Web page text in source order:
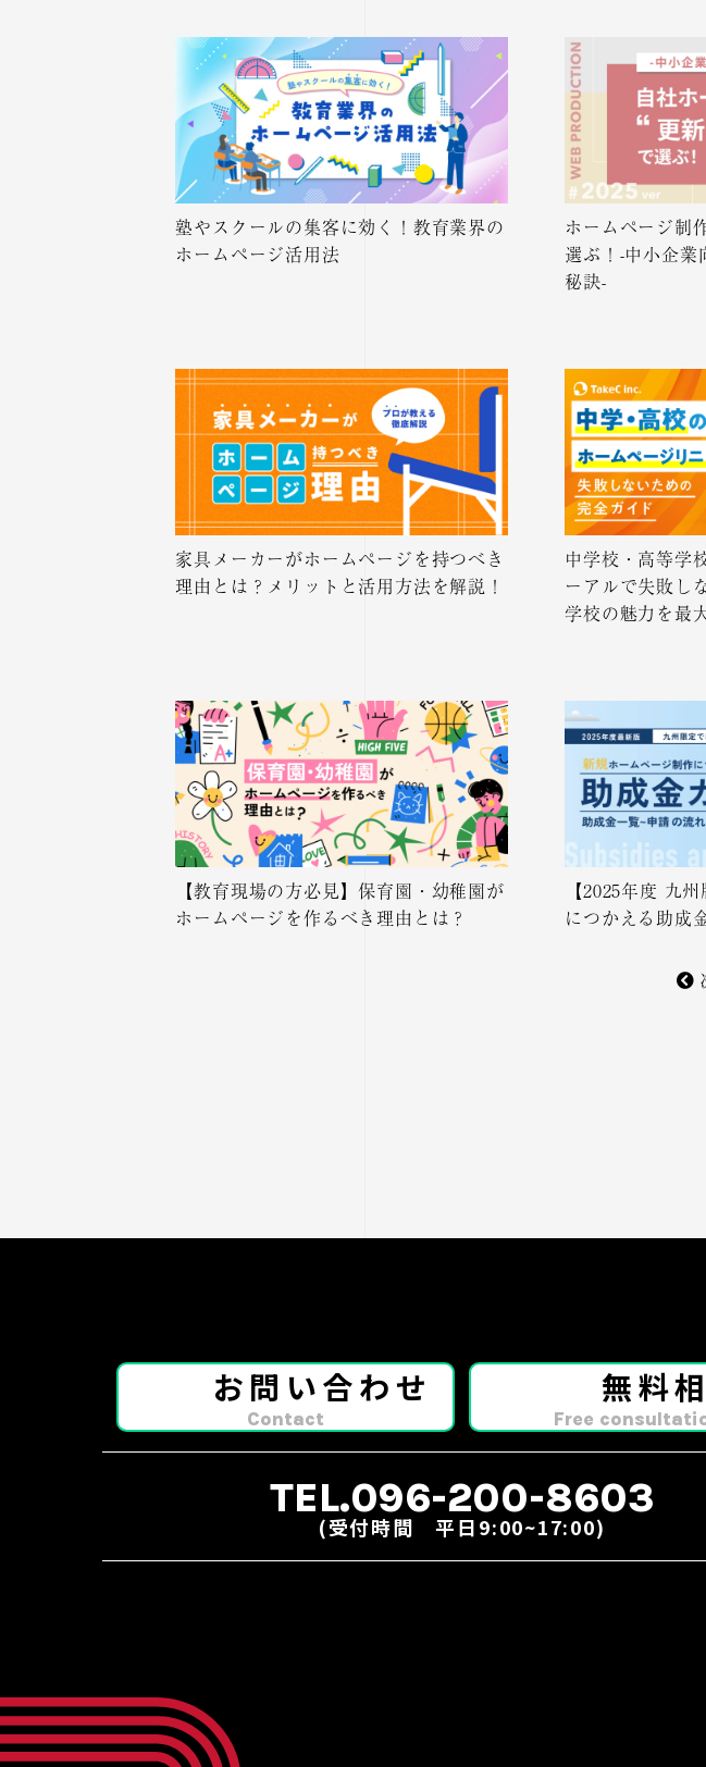
塾やスクールの集客に効く！教育業界の
ホームページ活用法
ホームページ制
選ぶ！-中小企業
秘訣-
家具メーカーがホームページを持つべき
理由とは？メリットと活用方法を解説！
中学校・高等学
ーアルで失敗し
学校の魅力を最
【教育現場の方必見】保育園・幼稚園が
ホームページを作るべき理由とは？
【2025年度 九
につかえる助成
お問い合わせ
Contact
無料
Free
TEL.096-200-8603
(受付時間 平日9:00~17:00)